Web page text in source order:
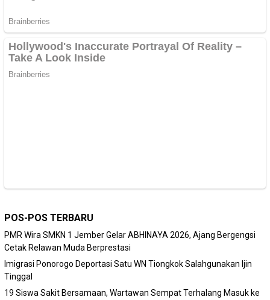
POS-POS TERBARU
PMR Wira SMKN 1 Jember Gelar ABHINAYA 2026, Ajang Bergengsi
Cetak Relawan Muda Berprestasi
Imigrasi Ponorogo Deportasi Satu WN Tiongkok Salahgunakan Ijin
Tinggal
19 Siswa Sakit Bersamaan, Wartawan Sempat Terhalang Masuk ke